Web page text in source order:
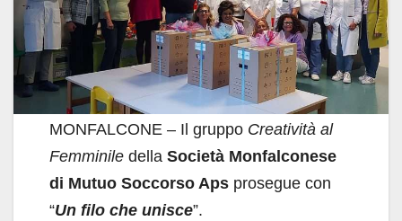
o
o
k
p
p
n
di
MONFALCONE – Il gruppo Creatività al
Femminile della Società Monfalconese
di Mutuo Soccorso Aps prosegue con
“Un filo che unisce”.